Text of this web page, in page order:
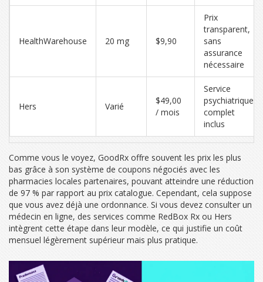
HealthWarehouse 20 mg $9,90
Prix
transparent,
sans
assurance
nécessaire
Hers Varié
$49,00
/ mois
Service
psychiatrique
complet
inclus
Comme vous le voyez, GoodRx offre souvent les prix les plus
bas grâce à son système de coupons négociés avec les
pharmacies locales partenaires, pouvant atteindre une réduction
de 97 % par rapport au prix catalogue. Cependant, cela suppose
que vous avez déjà une ordonnance. Si vous devez consulter un
médecin en ligne, des services comme RedBox Rx ou Hers
intègrent cette étape dans leur modèle, ce qui justifie un coût
mensuel légèrement supérieur mais plus pratique.